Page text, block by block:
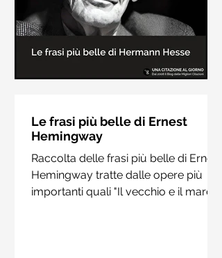
Hesse
Raccolta delle frasi più belle di
Hermann Hesse estrapolate dai suoi
libri più importanti come "Siddharta",
"Sull'amore" e "Demian"
Le frasi più belle di Ernest
Hemingway
Raccolta delle frasi più belle di Ernest
Hemingway tratte dalle opere più
importanti quali "Il vecchio e il mare",